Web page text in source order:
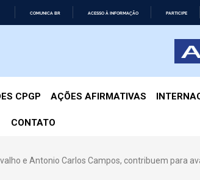
COMUNICA BR ACESSO À INFORMAÇÃO PARTICIPE
CPGP AÇÕES AFIRMATIVAS
CONTATO
e Antonio Carlos Campos, contribuem para